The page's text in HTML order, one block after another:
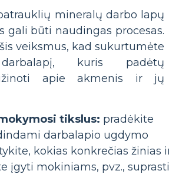
mineralų darbo lapų
gali būti naudingas procesas.
veiksmus, kad sukurtumėte
kuris padėtų
apie akmenis ir jų
tikslus: pradėkite
darbalapio ugdymo
kokias konkrečias žinias
įgyti mokiniams, pvz., suprasti